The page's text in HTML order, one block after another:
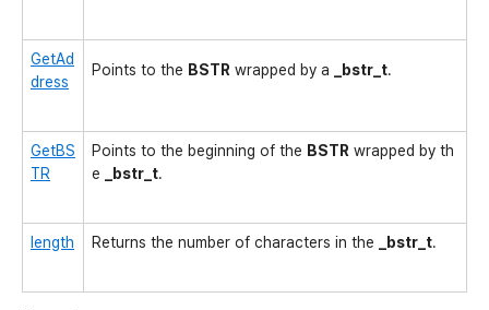
GetAd
dress
Points to the BSTR wrapped by a _bstr_t.
GetBS
TR
Points to the beginning of the BSTR wrapped by th
e
_bstr_t.
length Returns the number of characters in the _bstr_t.